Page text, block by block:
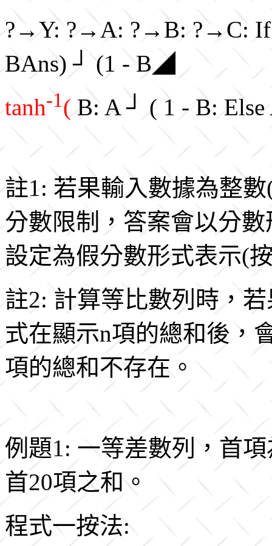
?→Y: ?→A: ?→B: ?→C: If
BAns) ┘ (1 - B◢
tanh-1(B: A ┘ ( 1 - B:
註1: 若果輸入數據為整
分數限制，答案會以分
設定為假分數形式表示(
註2: 計算等比數列時，
式在顯示n項的總和後，
項的總和不存在。
例題1: 一等差數列，首
首20項之和。
程式一按法: